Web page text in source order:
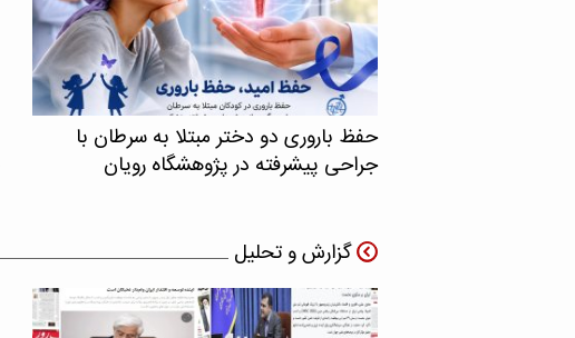
حفظ باروری دو دختر مبتلا به سرطان با
جراحی پیشرفته در پژوهشگاه رویان
گزارش و تحلیل